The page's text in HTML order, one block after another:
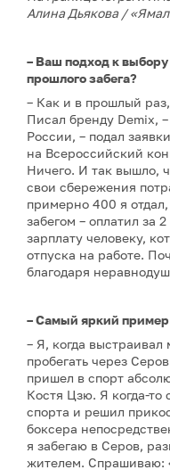
Алина Дьякова /
– Ваш подход к
прошлого забега?
– Как и в прошлый
Писал бренду Demix,
России, – подал
на Всероссийский
Ничего. И так вышло,
свои сбережения
примерно 400 я
забегом – оплатил за
зарплату человеку,
отпуска на работе.
благодаря
– Самый яркий
– Я, когда
пробегать через
пришел в спорт
Костя Цзю. Я когда-то
спорта и решил
боксера
я забегаю в Серов,
жителем. Спрашиваю: